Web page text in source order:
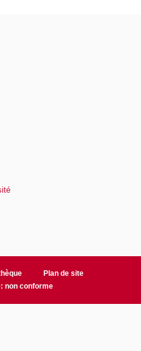
Plan de site
non conforme